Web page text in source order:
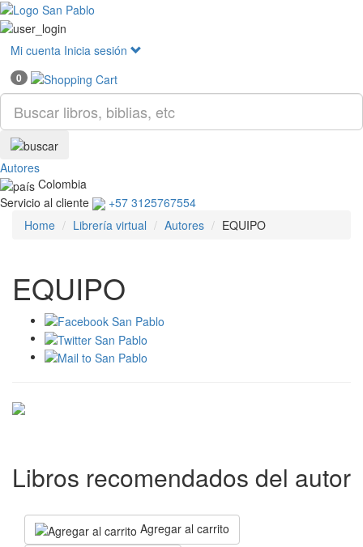
Mi cuenta Inicia sesión
0
Autores
Colombia
Servicio al cliente
+57 3125767554
Home
Librería virtual Autores EQUIPO
EQUIPO
Libros recomendados del autor
Agregar al carrito